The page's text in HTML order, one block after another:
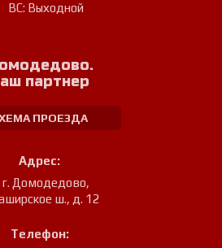
ВС: Выходной
партнер
ПРОЕЗДА
Адрес:
г. Домодедово,
ш., д. 12
Телефон: